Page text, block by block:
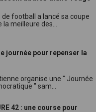
de football a lancé sa coupe
meilleure des...
journée pour repenser la
organise une " Journée
" sam...
42 : une course pour